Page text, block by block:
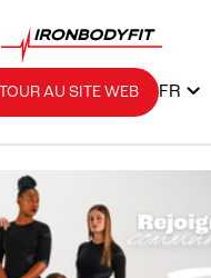
AU SITE WEB FR